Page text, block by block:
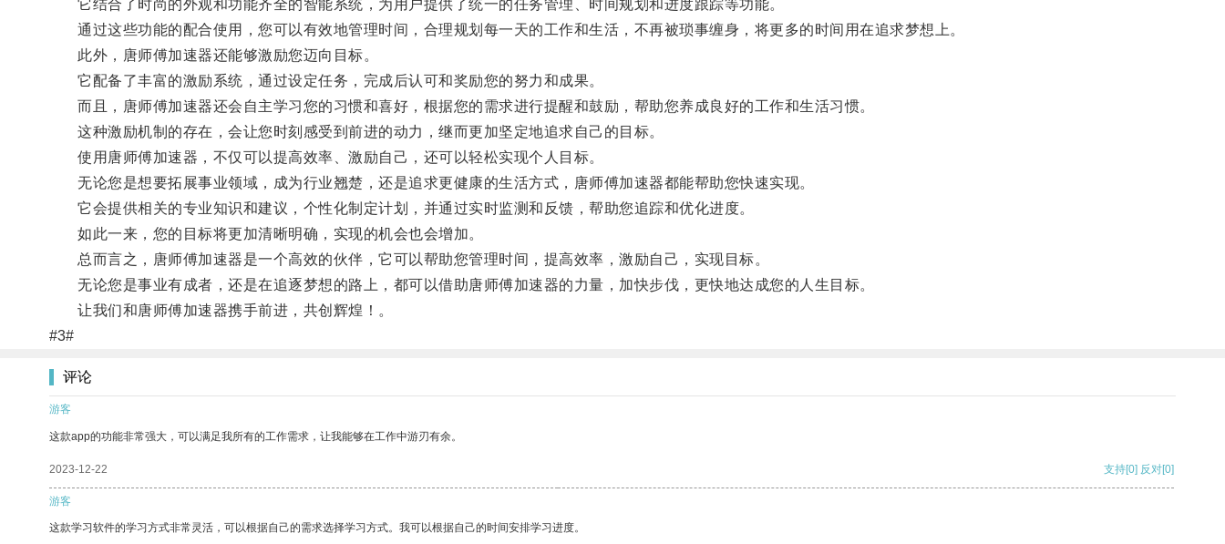
它结合了时尚的外观和功能齐全的智能系统，为用户提供了统一的任务管理、时间规划和进度跟踪等功能。
通过这些功能的配合使用，您可以有效地管理时间，合理规划每一天的工作和生活，不再被琐事缠身，将更多的时间用在追求梦想上。
此外，唐师傅加速器还能够激励您迈向目标。
它配备了丰富的激励系统，通过设定任务，完成后认可和奖励您的努力和成果。
而且，唐师傅加速器还会自主学习您的习惯和喜好，根据您的需求进行提醒和鼓励，帮助您养成良好的工作和生活习惯。
这种激励机制的存在，会让您时刻感受到前进的动力，继而更加坚定地追求自己的目标。
使用唐师傅加速器，不仅可以提高效率、激励自己，还可以轻松实现个人目标。
无论您是想要拓展事业领域，成为行业翘楚，还是追求更健康的生活方式，唐师傅加速器都能帮助您快速实现。
它会提供相关的专业知识和建议，个性化制定计划，并通过实时监测和反馈，帮助您追踪和优化进度。
如此一来，您的目标将更加清晰明确，实现的机会也会增加。
总而言之，唐师傅加速器是一个高效的伙伴，它可以帮助您管理时间，提高效率，激励自己，实现目标。
无论您是事业有成者，还是在追逐梦想的路上，都可以借助唐师傅加速器的力量，加快步伐，更快地达成您的人生目标。
让我们和唐师傅加速器携手前进，共创辉煌！。
#3#
评论
游客
这款app的功能非常强大，可以满足我所有的工作需求，让我能够在工作中游刃有余。
2023-12-22 支持[0] 反对[0]
游客
这款学习软件的学习方式非常灵活，可以根据自己的需求选择学习方式。我可以根据自己的时间安排学习进度。